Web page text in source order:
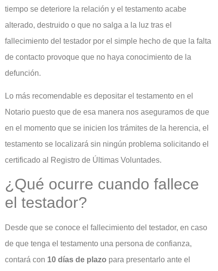
tiempo se deteriore la relación y el testamento acabe
alterado, destruido o que no salga a la luz tras el
fallecimiento del testador por el simple hecho de que la falta
de contacto provoque que no haya conocimiento de la
defunción.
Lo más recomendable es depositar el testamento en el
Notario puesto que de esa manera nos aseguramos de que
en el momento que se inicien los trámites de la herencia, el
testamento se localizará sin ningún problema solicitando el
certificado al Registro de Últimas Voluntades.
¿Qué ocurre cuando fallece
el testador?
Desde que se conoce el fallecimiento del testador, en caso
de que tenga el testamento una persona de confianza,
contará con 10 días de plazo para presentarlo ante el